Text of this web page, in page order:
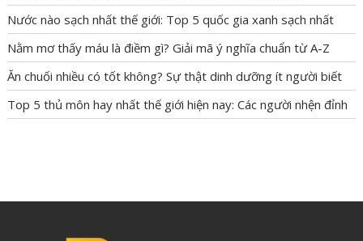
Nước nào sạch nhất thế giới: Top 5 quốc gia xanh sạch nhất
Nằm mơ thấy máu là điềm gì? Giải mã ý nghĩa chuẩn từ A-Z
Ăn chuối nhiều có tốt không? Sự thật dinh dưỡng ít người biết
Top 5 thủ môn hay nhất thế giới hiện nay: Các người nhện đỉnh